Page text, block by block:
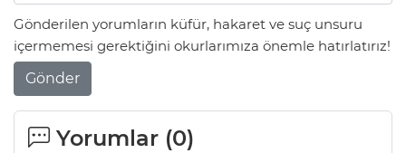
Gönderilen yorumların küfür, hakaret ve suç unsuru
içermemesi gerektiğini okurlarımıza önemle hatırlatırız!
Gönder
Yorumlar (0)